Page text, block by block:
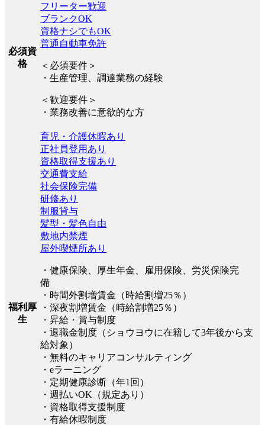
必須資
格
フリーター歓迎
ブランクOK
資格ナシでもOK
普通自動車免許
＜必須要件＞
・生産管理、調達業務の経験
＜歓迎要件＞
・業務改善に意欲的な方
福利厚
生
育児・介護休暇あり
正社員登用あり
資格取得支援あり
交通費支給
社会保険完備
研修あり
制服貸与
髪型・髪色自由
敷地内禁煙
屋外喫煙所あり
・健康保険、厚生年金、雇用保険、労災保険完
備
・時間外割増賃金（時給割増25％）
・深夜割増賃金（時給割増25％）
・昇給・賞与制度
・退職金制度（ショウヨウに在籍して3年後から支
給対象）
・無料のキャリアコンサルティング
・eラーニング
・定期健康診断（年1回）
・週払いOK（規定あり）
・資格取得支援制度
・有給休暇制度